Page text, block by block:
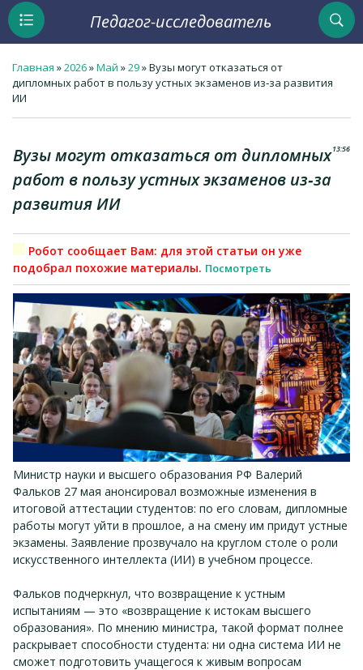
Педагог-исследователь
Главная »2026»Май »29» Вузы могут отказаться от
дипломных работ в пользу устных экзаменов из‑за развития
ИИ
13:56
Вузы могут отказаться от дипломных
работ в пользу устных экзаменов из‑за
развития ИИ
Робот сообщает Вам: для этой статьи он уже
подобрал похожие материалы. Посмотреть
Министр науки и высшего образования РФ Валерий
Фальков 27 мая анонсировал возможные изменения в
итоговой аттестации студентов: по его словам, дипломные
работы могут уйти в прошлое, а на смену им придут устные
экзамены. Заявление прозвучало на круглом столе о роли
искусственного интеллекта (ИИ) в учебном процессе.
Фальков подчеркнул, что возвращение к устным
испытаниям — это «возвращение к истокам высшего
образования». По мнению министра, такой формат полнее
раскрывает способности студента: ни одна система ИИ не
сможет подготовить учащегося к живым вопросам